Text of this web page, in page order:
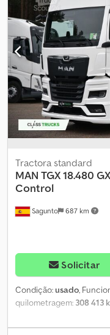
veículo são espanhóis.
nacionalização e o
Dedoynmafjpfx Aixeck
Compra Imediata ou é
negociação.
Sagunto 687 km
Tractora standard
MAN TGX 18.480
Control
Solicitar
Condição:usado,
quilometragem: 308 413
total:8 088 kg,